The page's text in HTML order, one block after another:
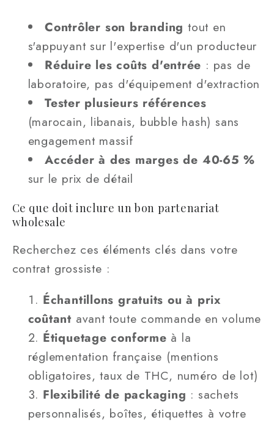
Contrôler son branding tout en
s'appuyant sur l'expertise d'un producteur
Réduire les coûts d'entrée : pas de
laboratoire, pas d'équipement d'extraction
Tester plusieurs références
(marocain, libanais, bubble hash) sans
engagement massif
Accéder à des marges de 40-65 %
sur le prix de détail
Ce que doit inclure un bon partenariat
wholesale
Recherchez ces éléments clés dans votre
contrat grossiste :
Échantillons gratuits ou à prix
coûtant avant toute commande en volume
Étiquetage conforme à la
réglementation française (mentions
obligatoires, taux de THC, numéro de lot)
Flexibilité de packaging : sachets
personnalisés, boîtes, étiquettes à votre